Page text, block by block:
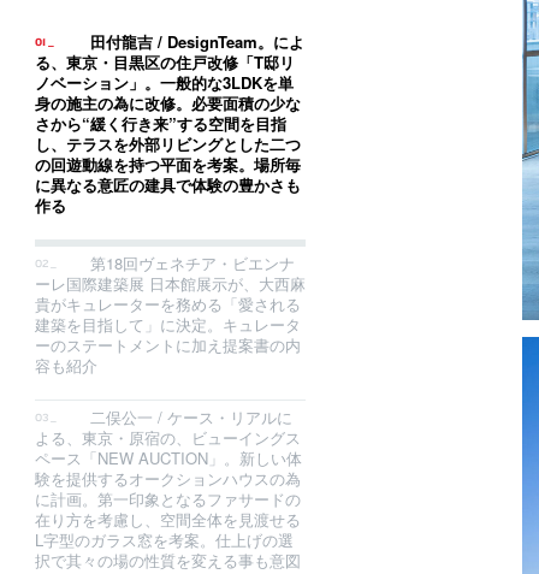
田付龍吉 / DesignTeam。によ
る、東京・目黒区の住戸改修「T邸リ
ノベーション」。一般的な3LDKを単
身の施主の為に改修。必要面積の少な
さから“緩く行き来”する空間を目指
し、テラスを外部リビングとした二つ
の回遊動線を持つ平面を考案。場所毎
に異なる意匠の建具で体験の豊かさも
作る
第18回ヴェネチア・ビエンナ
ーレ国際建築展 日本館展示が、大西麻
貴がキュレーターを務める「愛される
建築を目指して」に決定。キュレータ
ーのステートメントに加え提案書の内
容も紹介
二俣公一 / ケース・リアルに
よる、東京・原宿の、ビューイングス
ペース「NEW AUCTION」。新しい体
験を提供するオークションハウスの為
に計画。第一印象となるファサードの
在り方を考慮し、空間全体を見渡せる
L字型のガラス窓を考案。仕上げの選
択で其々の場の性質を変える事も意図